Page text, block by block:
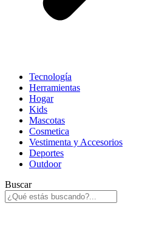
Tecnología
Herramientas
Hogar
Kids
Mascotas
Cosmetica
Vestimenta y Accesorios
Deportes
Outdoor
Buscar